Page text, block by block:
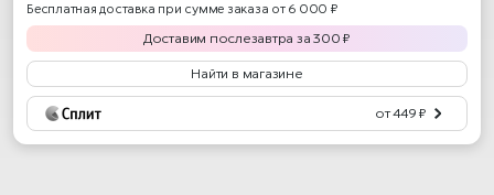
Бесплатная доставка при сумме заказа от 6 000 ₽
Доставим послезавтра за300 ₽
Найти в магазине
от 449 ₽